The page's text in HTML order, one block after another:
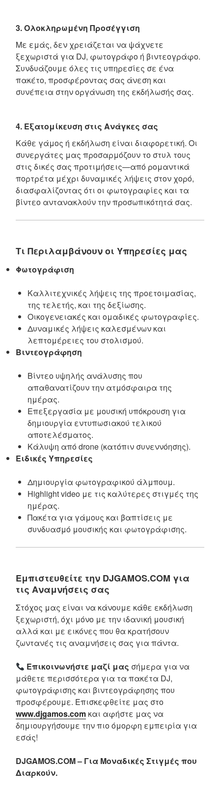
3. Ολοκληρωμένη Προσέγγιση
Με εμάς, δεν χρειάζεται να ψάχνετε
ξεχωριστά για DJ, φωτογράφο ή βιντεογράφο.
Συνδυάζουμε όλες τις υπηρεσίες σε ένα
πακέτο, προσφέροντας σας άνεση και
συνέπεια στην οργάνωση της εκδήλωσής σας.
4. Εξατομίκευση στις Ανάγκες σας
Κάθε γάμος ή εκδήλωση είναι διαφορετική. Οι
συνεργάτες μας προσαρμόζουν το στυλ τους
στις δικές σας προτιμήσεις—από ρομαντικά
πορτρέτα μέχρι δυναμικές λήψεις στον χορό,
διασφαλίζοντας ότι οι φωτογραφίες και τα
βίντεο αντανακλούν την προσωπικότητά σας.
Τι Περιλαμβάνουν οι Υπηρεσίες μας
Φωτογράφιση
Καλλιτεχνικές λήψεις της προετοιμασίας,
της τελετής, και της δεξίωσης.
Οικογενειακές και ομαδικές φωτογραφίες.
Δυναμικές λήψεις καλεσμένων και
λεπτομέρειες του στολισμού.
Βιντεογράφηση
Βίντεο υψηλής ανάλυσης που
απαθανατίζουν την ατμόσφαιρα της
ημέρας.
Επεξεργασία με μουσική υπόκρουση για
δημιουργία εντυπωσιακού τελικού
αποτελέσματος.
Κάλυψη από drone (κατόπιν συνεννόησης).
Ειδικές Υπηρεσίες
Δημιουργία φωτογραφικού άλμπουμ.
Highlight video με τις καλύτερες στιγμές της
ημέρας.
Πακέτα για γάμους και βαπτίσεις με
συνδυασμό μουσικής και φωτογράφισης.
Εμπιστευθείτε την DJGAMOS.COM για
τις Αναμνήσεις σας
Στόχος μας είναι να κάνουμε κάθε εκδήλωση
ξεχωριστή, όχι μόνο με την ιδανική μουσική
αλλά και με εικόνες που θα κρατήσουν
ζωντανές τις αναμνήσεις σας για πάντα.
Επικοινωνήστε μαζί μας σήμερα για να
μάθετε περισσότερα για τα πακέτα DJ,
φωτογράφισης και βιντεογράφησης που
προσφέρουμε. Επισκεφθείτε μας στο
www.djgamos.com και αφήστε μας να
δημιουργήσουμε την πιο όμορφη εμπειρία για
εσάς!
DJGAMOS.COM – Για Μοναδικές Στιγμές που
Διαρκούν.